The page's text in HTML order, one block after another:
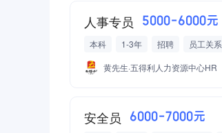
人事专员 5000-6000元
本科 1-3年 招聘 员工关系
劳动合同签订
黄先生·五得利人力资源中心HR
安全员 6000-7000元